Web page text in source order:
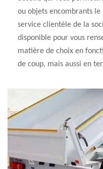
ou objets encombrants
service clientèle de la
disponible pour vous
matière de choix en
de coup, mais aussi en